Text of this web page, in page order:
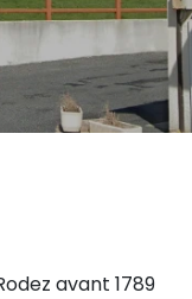
avant 1789